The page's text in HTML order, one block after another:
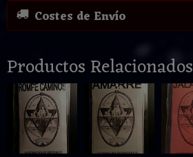
Costes de Envío
Productos Relacionados